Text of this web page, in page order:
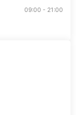
09:00 - 21:00